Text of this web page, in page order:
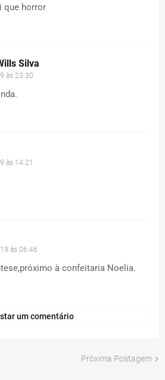
que horror
Silva
às 23:30
às 14:21
às 06:46
à confeitaria Noelia.
um comentário
Próxima Postagem